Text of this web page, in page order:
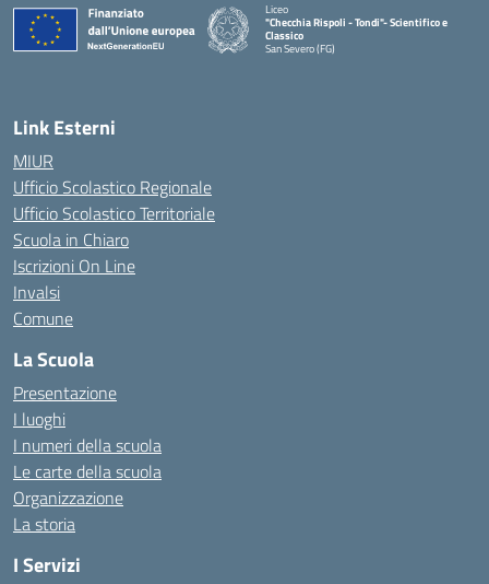
Liceo
"Checchia Rispoli - Tondi"- Scientifico e
Classico
San Severo (FG)
Link Esterni
MIUR
Ufficio Scolastico Regionale
Ufficio Scolastico Territoriale
Scuola in Chiaro
Iscrizioni On Line
Invalsi
Comune
La Scuola
Presentazione
I luoghi
I numeri della scuola
Le carte della scuola
Organizzazione
La storia
I Servizi